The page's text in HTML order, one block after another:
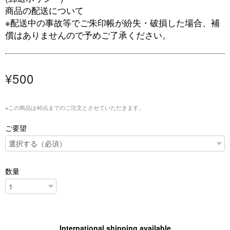
商品の配送について
※配送中の事故等でご朱印帳が紛失・破損した場合、補
償はありませんので予めご了承ください。
¥500
※この商品は40点までのご注文とさせていただきます。
ご要望
数量
International shipping available